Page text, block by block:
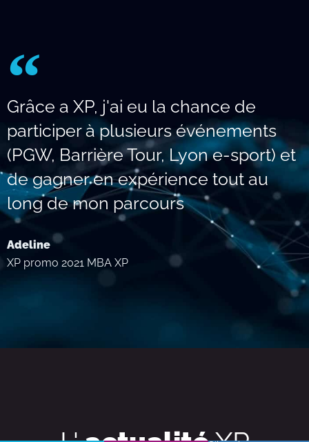
Grâce a XP, j'ai eu la chance de
participer à plusieurs événements
(PGW, Barrière Tour, Lyon e-sport) et
de gagner en expérience tout au
long de mon parcours
Adeline
XP promo 2021 MBA XP